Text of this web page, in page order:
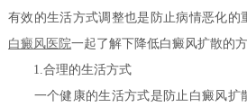
有效的生活方式调整也是防止病情恶化的
白癜风医院一起了解下降低白癜风扩散的方
1.合理的生活方式
一个健康的生活方式是防止白癜风扩